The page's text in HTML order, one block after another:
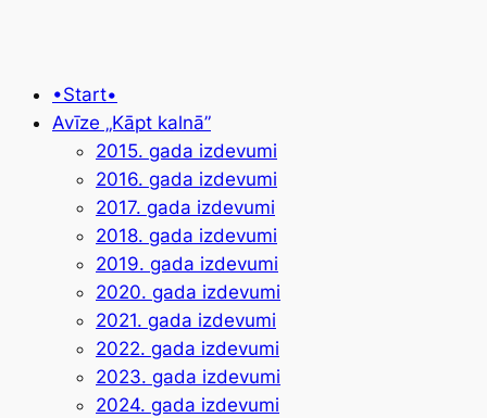
•Start•
Avīze „Kāpt kalnā”
2015. gada izdevumi
2016. gada izdevumi
2017. gada izdevumi
2018. gada izdevumi
2019. gada izdevumi
2020. gada izdevumi
2021. gada izdevumi
2022. gada izdevumi
2023. gada izdevumi
2024. gada izdevumi